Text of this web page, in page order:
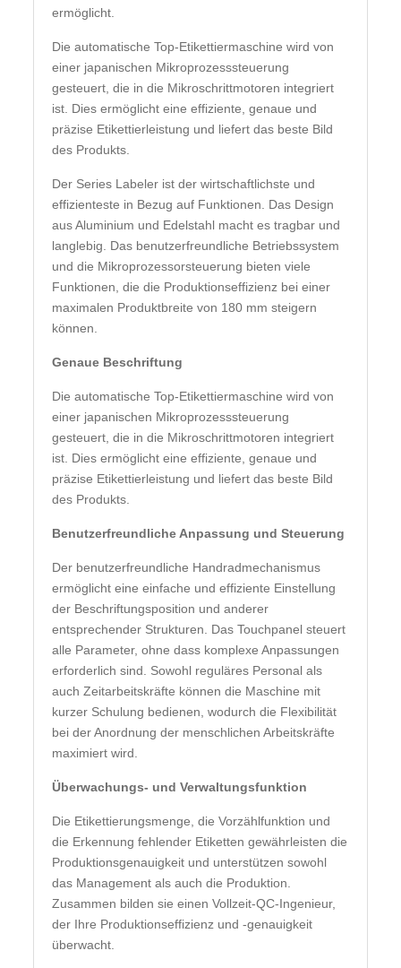
ermöglicht.
Die automatische Top-Etikettiermaschine wird von
einer japanischen Mikroprozesssteuerung
gesteuert, die in die Mikroschrittmotoren integriert
ist. Dies ermöglicht eine effiziente, genaue und
präzise Etikettierleistung und liefert das beste Bild
des Produkts.
Der Series Labeler ist der wirtschaftlichste und
effizienteste in Bezug auf Funktionen. Das Design
aus Aluminium und Edelstahl macht es tragbar und
langlebig. Das benutzerfreundliche Betriebssystem
und die Mikroprozessorsteuerung bieten viele
Funktionen, die die Produktionseffizienz bei einer
maximalen Produktbreite von 180 mm steigern
können.
Genaue Beschriftung
Die automatische Top-Etikettiermaschine wird von
einer japanischen Mikroprozesssteuerung
gesteuert, die in die Mikroschrittmotoren integriert
ist. Dies ermöglicht eine effiziente, genaue und
präzise Etikettierleistung und liefert das beste Bild
des Produkts.
Benutzerfreundliche Anpassung und Steuerung
Der benutzerfreundliche Handradmechanismus
ermöglicht eine einfache und effiziente Einstellung
der Beschriftungsposition und anderer
entsprechender Strukturen. Das Touchpanel steuert
alle Parameter, ohne dass komplexe Anpassungen
erforderlich sind. Sowohl reguläres Personal als
auch Zeitarbeitskräfte können die Maschine mit
kurzer Schulung bedienen, wodurch die Flexibilität
bei der Anordnung der menschlichen Arbeitskräfte
maximiert wird.
Überwachungs- und Verwaltungsfunktion
Die Etikettierungsmenge, die Vorzählfunktion und
die Erkennung fehlender Etiketten gewährleisten die
Produktionsgenauigkeit und unterstützen sowohl
das Management als auch die Produktion.
Zusammen bilden sie einen Vollzeit-QC-Ingenieur,
der Ihre Produktionseffizienz und -genauigkeit
überwacht.